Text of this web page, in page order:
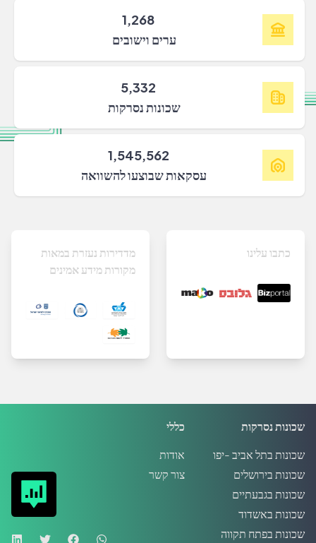
1,268
ערים וישובים
5,332
שכונות נסרקות
1,545,562
עסקאות שבוצעו להשוואה
מדדירות נעזרת במאות
מקורות מידע אמינים
כתבו עלינו
כללי
אודות
צור קשר
שכונות נסרקות
שכונות בתל אביב -יפו
שכונות בירושלים
שכונות בגבעתיים
שכונות באשדוד
שכונות בפתח תקווה